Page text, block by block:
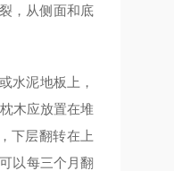
，从侧面和底
水泥地板上，
木应放置在堆
下层翻转在上
以每三个月翻